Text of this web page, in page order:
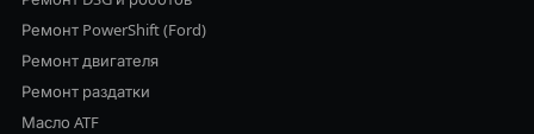
Ремонт PowerShift (Ford)
Ремонт двигателя
Ремонт раздатки
Масло ATF